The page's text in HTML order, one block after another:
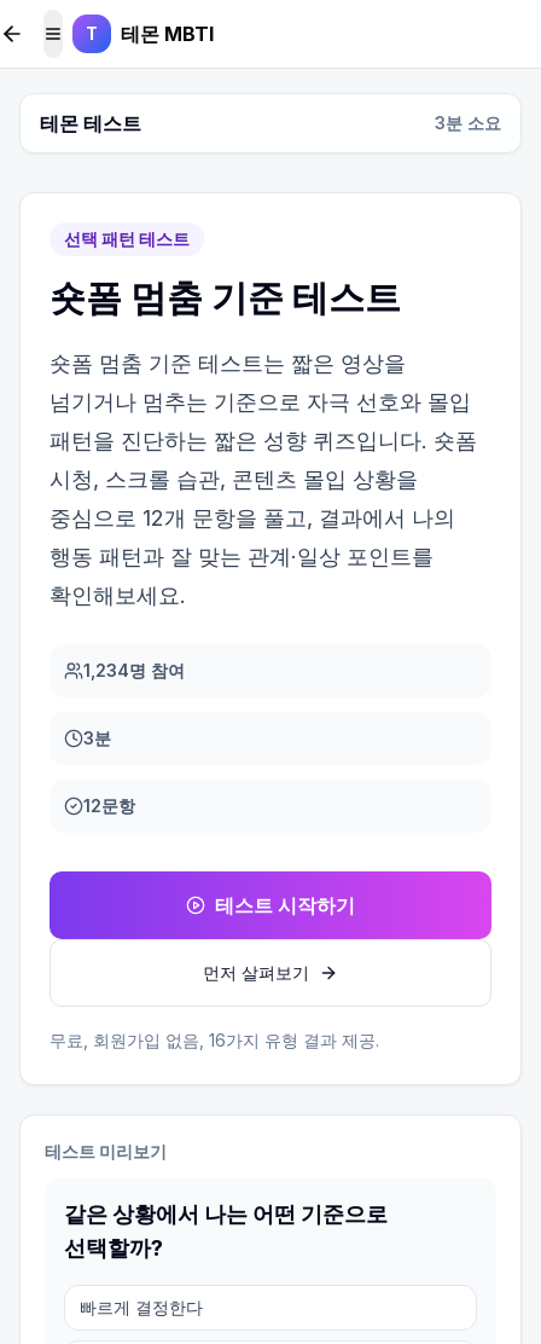
본문 바로가기
메뉴 토글
T 테몬 MBTI
테몬 테스트 3분 소요
선택 패턴 테스트
숏폼 멈춤 기준 테스트
숏폼 멈춤 기준 테스트는 짧은 영상을
넘기거나 멈추는 기준으로 자극 선호와 몰입
패턴을 진단하는 짧은 성향 퀴즈입니다. 숏폼
시청, 스크롤 습관, 콘텐츠 몰입 상황을
중심으로 12개 문항을 풀고, 결과에서 나의
행동 패턴과 잘 맞는 관계·일상 포인트를
확인해보세요.
1,234명 참여
3분
12문항
테스트 시작하기
먼저 살펴보기
무료, 회원가입 없음, 16가지 유형 결과 제공.
테스트 미리보기
같은 상황에서 나는 어떤 기준으로
선택할까?
빠르게 결정한다